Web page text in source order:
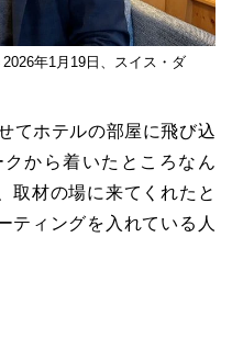
年1月19日、スイス・ダ
てホテルの部屋に飛び込
から着いたところなん
取材の場に来てくれたと
ティングを入れている人